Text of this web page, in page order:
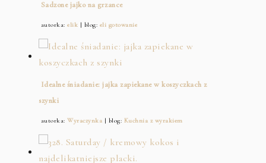
Sadzone jajko na grzance
autorka:elik | blog: eli gotowanie
Idealne śniadanie: jajka zapiekane w koszyczkach z
szynki
autorka:Wyraczynka | blog: Kuchnia z wyrakiem